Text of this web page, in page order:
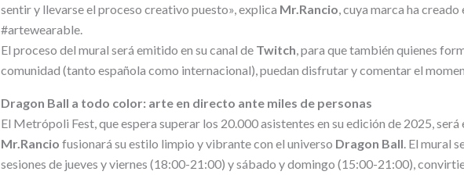
sentir y llevarse el proceso creativo puesto», explica Mr.Rancio , cuya marca ha
#artewearable.
El proceso del mural será emitido en su canal de Twitch , para que también quienes
comunidad (tanto española como internacional), puedan disfrutar y comentar el
Dragon Ball a todo color: arte en directo ante miles de personas
El Metrópoli Fest, que espera superar los 20.000 asistentes en su edición de 2025, será
Mr.Rancio fusionará su estilo limpio y vibrante con el universo Dragon Ball . El mural
sesiones de jueves y viernes (18:00-21:00) y sábado y domingo (15:00-21:00),